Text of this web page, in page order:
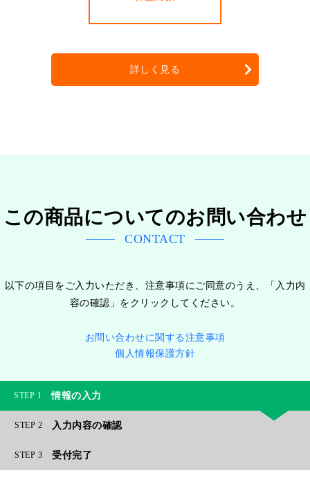
詳しく見る
この商品についてのお問い合わせ
CONTACT
以下の項目をご入力いただき、注意事項にご同意のうえ、「入力内
容の確認」をクリックしてください。
お問い合わせに関する注意事項
個人情報保護方針
1 情報の入力
2 入力内容の確認
3 受付完了